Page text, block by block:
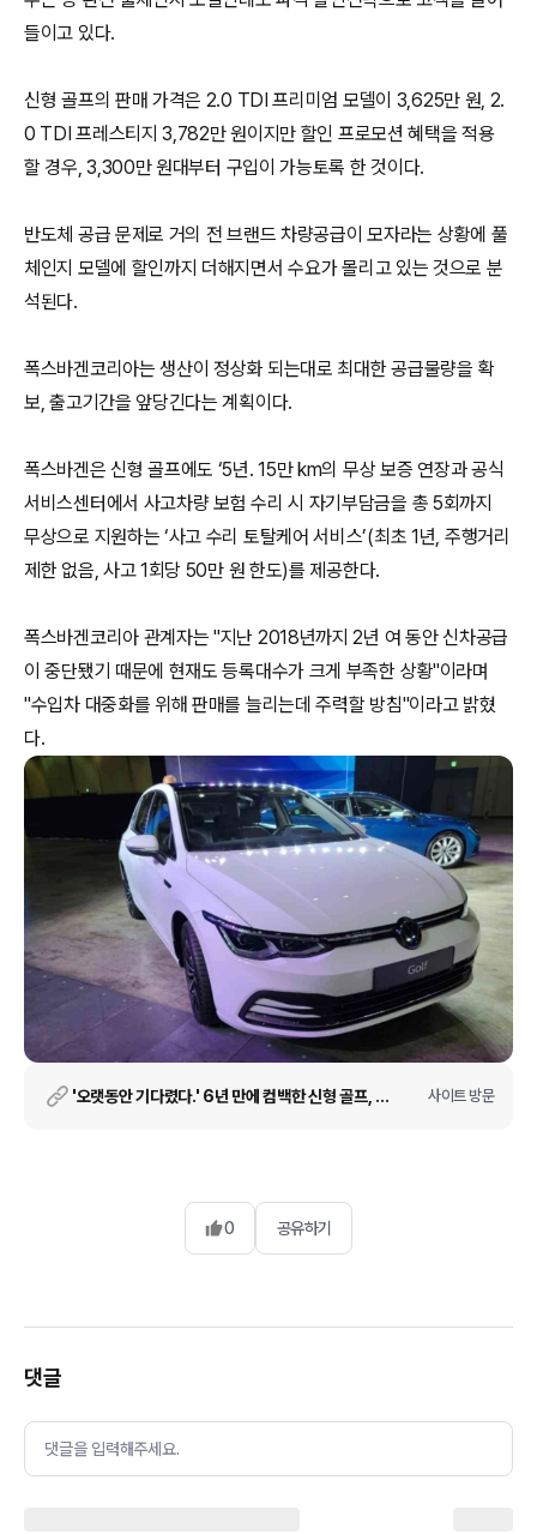
들이고 있다.
신형 골프의 판매 가격은 2.0 TDI 프리미엄 모델이 3,625만 원, 2.
0 TDI 프레스티지 3,782만 원이지만 할인 프로모션 혜택을 적용
할 경우, 3,300만 원대부터 구입이 가능토록 한 것이다.
반도체 공급 문제로 거의 전 브랜드 차량공급이 모자라는 상황에 풀
체인지 모델에 할인까지 더해지면서 수요가 몰리고 있는 것으로 분
석된다.
폭스바겐코리아는 생산이 정상화 되는대로 최대한 공급물량을 확
보, 출고기간을 앞당긴다는 계획이다.
폭스바겐은 신형 골프에도 ‘5년. 15만 km의 무상 보증 연장과 공식
서비스센터에서 사고차량 보험 수리 시 자기부담금을 총 5회까지
무상으로 지원하는 ‘사고 수리 토탈케어 서비스’(최초 1년, 주행거리
제한 없음, 사고 1회당 50만 원 한도)를 제공한다.
폭스바겐코리아 관계자는 "지난 2018년까지 2년 여 동안 신차공급
이 중단됐기 때문에 현재도 등록대수가 크게 부족한 상황"이라며
"수입차 대중화를 위해 판매를 늘리는데 주력할 방침"이라고 밝혔
다.
'오랫동안 기다렸다.' 6년 만에 컴백한 신형 골프, 벌써 6개월치 출고 밀려 사이트 방문
0 공유하기
댓글
댓글을 입력해주세요.